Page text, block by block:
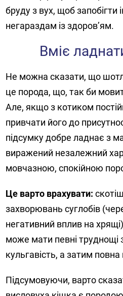
бруду з вух, щоб запобігти
негараздам із здоров’ям.
Вміє
Не можна сказати, що
це порода, що, так би
Але, якщо з котиком
привчати його до
підсумку добре ладнає з
виражений незалежний
мовчазною, спокійною
Це варто врахувати:
захворювань суглобів
негативний вплив на
може мати певні труднощі
кульгавість, а затим повна
Підсумовуючи, варто